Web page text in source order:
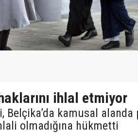
ihlal etmiyor
Belçika’da kamusal alanda
olmadığına hükmetti